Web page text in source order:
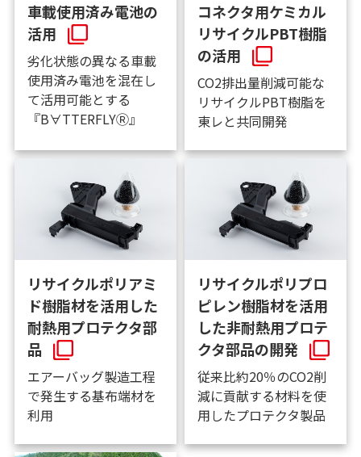
車載使用済み電池の
活用
劣化状態の異なる車載
使用済み電池を混在し
て活用可能とする
『B∀TTERFLYⓇ』
コネクタ用ケミカル
リサイクルPBT樹脂
の活用
CO2排出量削減可能な
リサイクルPBT樹脂を
東レと共同開発
リサイクルポリアミ
ド樹脂材を活用した
耐熱用プロテクタ部
品
エアーバッグ製造工程
で発生する基布端材を
利用
リサイクルポリプロ
ピレン樹脂材を活用
した非耐熱用プロテ
クタ部品の開発
従来比約20％のCO2削
減に貢献する材料を使
用したプロテクタ製品